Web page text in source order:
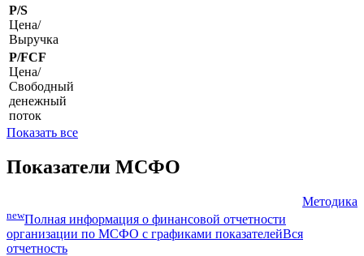
P/S
Цена/
Выручка
P/FCF
Цена/
Свободный
денежный
поток
Показать все
Показатели МСФО
Методика
newПолная информация о финансовой отчетности
организации по МСФО с графиками показателейВся
отчетность